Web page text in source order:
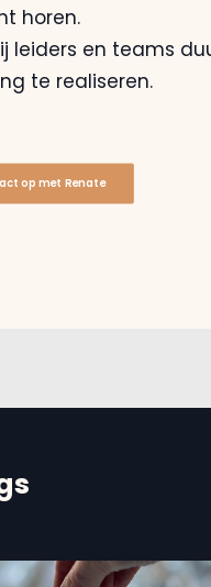
horen.
leiders en teams
te realiseren.
op met Renate